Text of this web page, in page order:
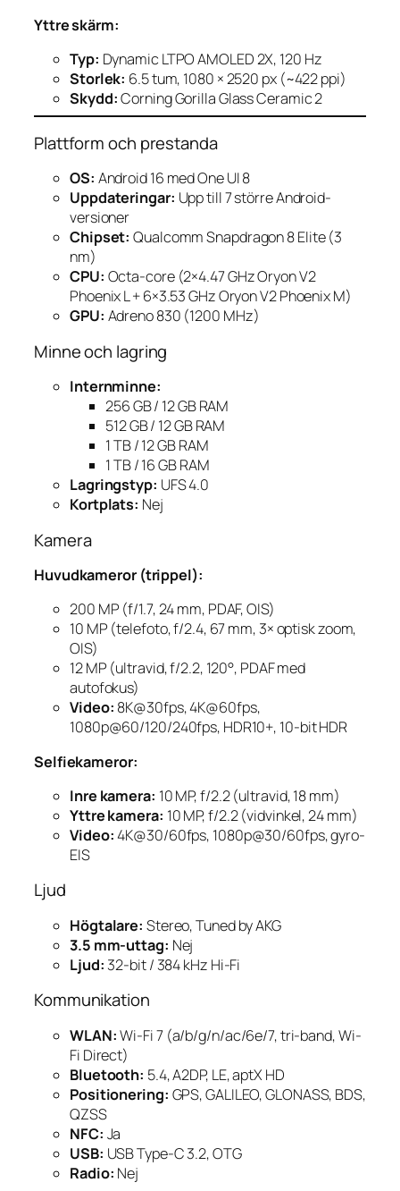
Yttre skärm:
Typ: Dynamic LTPO AMOLED 2X, 120 Hz
Storlek: 6.5 tum, 1080 × 2520 px (~422 ppi)
Skydd:Corning Gorilla Glass Ceramic 2
Plattform och prestanda
OS: Android 16 med One UI 8
Uppdateringar: Upp till 7 större Android-
versioner
Chipset: Qualcomm Snapdragon 8 Elite (3
nm)
CPU: Octa-core (2×4.47 GHz Oryon V2
Phoenix L + 6×3.53 GHz Oryon V2 Phoenix M)
GPU: Adreno 830 (1200 MHz)
Minne och lagring
Internminne:
256 GB / 12 GB RAM
512 GB / 12 GB RAM
1 TB / 12 GB RAM
1 TB / 16 GB RAM
Lagringstyp: UFS 4.0
Kortplats: Nej
Kamera
Huvudkameror (trippel):
200 MP (f/1.7, 24 mm, PDAF, OIS)
10 MP (telefoto, f/2.4, 67 mm, 3× optisk zoom,
OIS)
12 MP (ultravid, f/2.2, 120°, PDAF med
autofokus)
Video: 8K@30fps, 4K@60fps,
1080p@60/120/240fps, HDR10+, 10-bit HDR
Selfiekameror:
Inre kamera: 10 MP, f/2.2 (ultravid, 18 mm)
Yttre kamera: 10 MP, f/2.2 (vidvinkel, 24 mm)
Video:4K@30/60fps, 1080p@30/60fps, gyro-
EIS
Ljud
Högtalare: Stereo, Tuned by AKG
3.5 mm-uttag: Nej
Ljud: 32-bit / 384 kHz Hi-Fi
Kommunikation
WLAN:Wi-Fi 7 (a/b/g/n/ac/6e/7, tri-band, Wi-
Fi Direct)
Bluetooth: 5.4, A2DP, LE, aptX HD
Positionering: GPS, GALILEO, GLONASS, BDS,
QZSS
NFC: Ja
USB: USB Type-C 3.2, OTG
Radio: Nej